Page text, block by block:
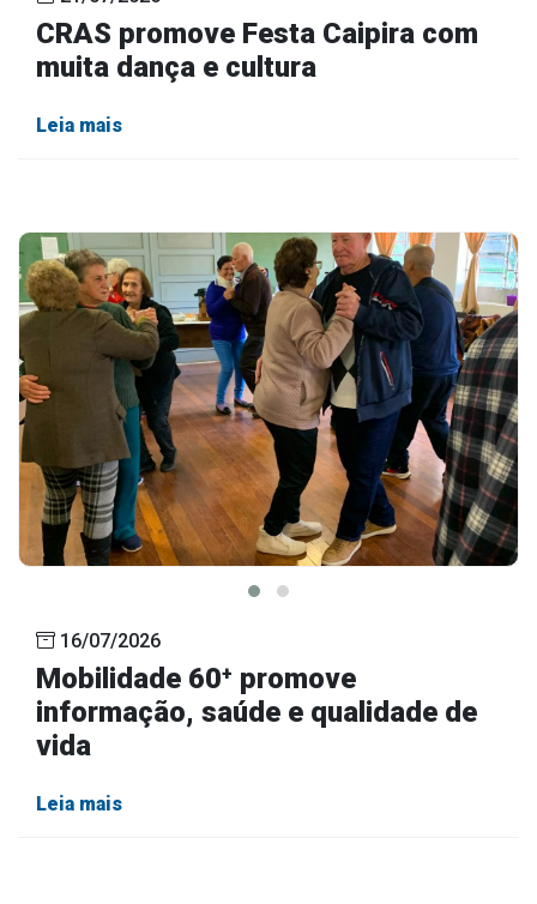
CRAS promove Festa Caipira com
muita dança e cultura
Leia mais
16/07/2026
Mobilidade 60⁺ promove
informação, saúde e qualidade de
vida
Leia mais